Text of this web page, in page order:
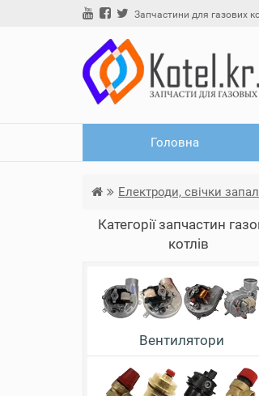
Запчастини для газових
Головна
Електроди, свічки
Категорії запчастин
котлів
Вентилятори